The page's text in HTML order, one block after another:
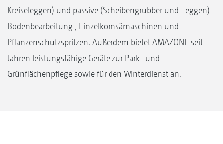
Kreiseleggen) und passive (Scheibengrubber und –eggen)
Bodenbearbeitung , Einzelkornsämaschinen und
Pflanzenschutzspritzen. Außerdem bietet AMAZONE seit
Jahren leistungsfähige Geräte zur Park- und
Grünflächenpflege sowie für den Winterdienst an.